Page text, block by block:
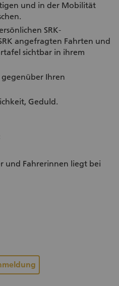
und in der Mobilität
SRK-
angefragten Fahrten und
sichtbar in ihrem
Ihren
Geduld.
und Fahrerinnen liegt bei